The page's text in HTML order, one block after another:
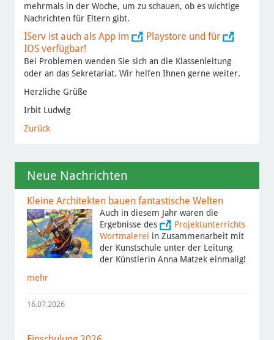
mehrmals in der Woche, um zu schauen, ob es wichtige
Nachrichten für Eltern gibt.
IServ ist auch als App im Playstore und für
IOSverfügbar!
Bei Problemen wenden Sie sich an die Klassenleitung
oder an das Sekretariat. Wir helfen Ihnen gerne weiter.
Herzliche Grüße
Irbit Ludwig
Zurück
Neue Nachrichten
Kleine Architekten bauen fantastische Welten
Auch in diesem Jahr waren die
Ergebnisse des
Projektunterrichts
Wortmalerei in Zusammenarbeit mit
der Kunstschule unter der Leitung
der Künstlerin Anna Matzek einmalig!
mehr
16.07.2026